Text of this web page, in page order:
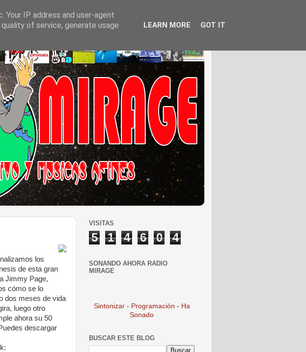
los
de esta gran
Jimmy Page,
cómo se lo
dos meses de vida
luego otro
ahora su 50
descargar
VISITAS
5 1 4 6 0 4
SONANDO AHORA RADIO
MIRAGE
Sintonizar - Programación - Ha
Sonado
BUSCAR ESTE BLOG
IP address and user-agent
of service, generate usage
LEARN MORE GOT IT